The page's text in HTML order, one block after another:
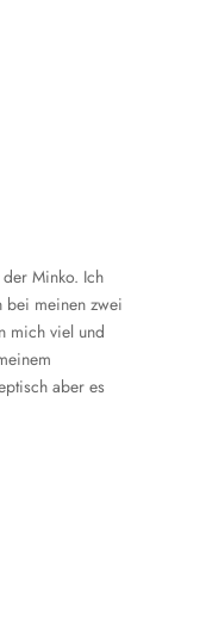
Minko. Ich
bei meinen zwei
mich viel und
aber es